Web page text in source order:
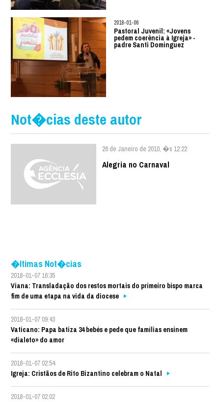
2018-01-06
Pastoral Juvenil: «Jovens
pedem coerência à Igreja» -
padre Santi Dominguez
Not�cias deste autor
26 de Janeiro de 2010, �s 12:22
Alegria no Carnaval
�ltimas Not�cias
2018-01-07 16:35
Viana: Transladação dos restos mortais do primeiro bispo marca
fim de uma etapa na vida da diocese
2018-01-07 09:43
Vaticano: Papa batiza 34 bebés e pede que famílias ensinem
«dialeto» do amor
2018-01-07 02:54
Igreja: Cristãos de Rito Bizantino celebram o Natal
2018-01-07 02:02